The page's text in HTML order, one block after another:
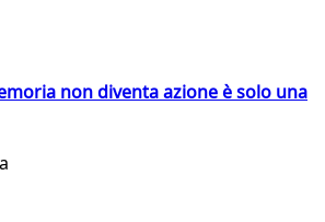
non diventa azione è solo una